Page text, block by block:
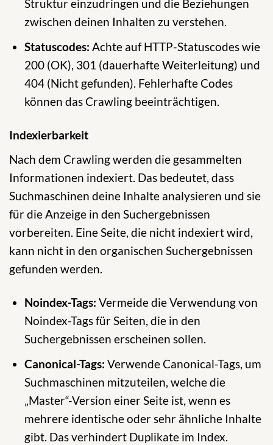
Struktur einzudringen und die Beziehungen
zwischen deinen Inhalten zu verstehen.
Statuscodes: Achte auf HTTP-Statuscodes wie
200 (OK), 301 (dauerhafte Weiterleitung) und
404 (Nicht gefunden). Fehlerhafte Codes
können das Crawling beeinträchtigen.
Indexierbarkeit
Nach dem Crawling werden die gesammelten
Informationen indexiert. Das bedeutet, dass
Suchmaschinen deine Inhalte analysieren und sie
für die Anzeige in den Suchergebnissen
vorbereiten. Eine Seite, die nicht indexiert wird,
kann nicht in den organischen Suchergebnissen
gefunden werden.
Noindex-Tags: Vermeide die Verwendung von
Noindex-Tags für Seiten, die in den
Suchergebnissen erscheinen sollen.
Canonical-Tags: Verwende Canonical-Tags, um
Suchmaschinen mitzuteilen, welche die
„Master“-Version einer Seite ist, wenn es
mehrere identische oder sehr ähnliche Inhalte
gibt. Das verhindert Duplikate im Index.